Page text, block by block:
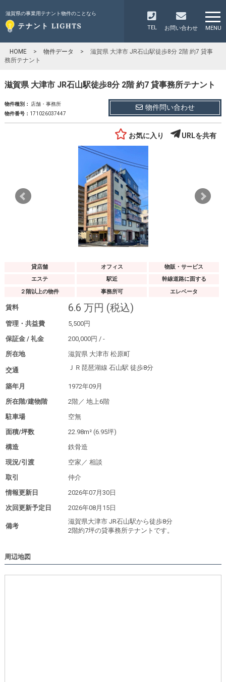
滋賀県の事業用テナント物件のことなら
TEL お問い合わせ MENU
HOME > 物件データ >
滋賀県 大津市 JR石山駅徒歩8分 2階 約7 貸事
務所テナント
滋賀県 大津市 JR石山駅徒歩8分 2階 約7 貸事務所テナント
物件種別： 店舗・事務所
物件番号： 171026037447
物件問い合わせ
お気に入り URLを共有
貸店舗 オフィス
物販・サービス
エステ
駅近
幹線道路に面する
２階以上の物件
事務所可 エレベータ
賃料 6.6 万円 (税込)
管理・共益費 5,500円
保証金 / 礼金
200,000円 / -
所在地
滋賀県 大津市 松原町
交通 ＪＲ琵琶湖線 石山駅 徒歩8分
築年月
1972年09月
所在階/建物階
2階／ 地上6階
駐車場
空無
面積/坪数
22.98m² (6.95坪)
構造
鉄骨造
現況/引渡
空家／ 相談
取引
仲介
情報更新日
2026年07月30日
次回更新予定日
2026年08月15日
備考
滋賀県大津市 JR石山駅から徒歩8分
2階約7坪の貸事務所テナントです。
周辺地図